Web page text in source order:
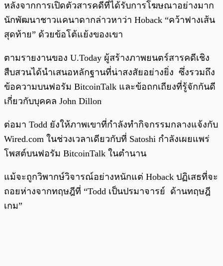
หลังจากการเปิดตัวสารคดีที่ได้รับการโฆษณาอย่างมาก
นักพัฒนาชาวแคนาดากล่าวหาว่า Hoback “คว้าฟางเส้น
สุดท้าย” ด้วยข้อโต้แย้งของเขา
ตามรายงานของ U.Today ผู้สร้างภาพยนตร์สารคดีเชิง
สืบสวนได้นำเสนอหลักฐานที่น่าสงสัยอย่างยิ่ง ซึ่งรวมถึง
ข้อความบนฟอรัม BitcoinTalk และข้อถกเถียงที่รู้จักกันดี
เกี่ยวกับบุคคล John Dillon
ต่อมา Todd ยังให้ภาพเขาที่กำลังทำกิจกรรมกลางแจ้งกับ
Wired.com ในช่วงเวลาเดียวกับที่ Satoshi กำลังเผยแพร่
โพสต์บนฟอรัม BitcoinTalk ในตำนาน
แม้จะถูกวิพากษ์วิจารณ์อย่างหนักแต่ Hoback ปฏิเสธที่จะ
ถอยห่างจากทฤษฎีที่ “Todd เป็นปรมาจารย์ ด้านทฤษฎี
เกม”